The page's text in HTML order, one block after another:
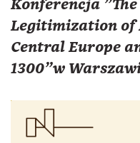
Konferencja
Legitimization of
Central Europe
1300"w